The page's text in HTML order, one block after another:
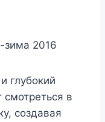
глубокий
смотреться в
создавая